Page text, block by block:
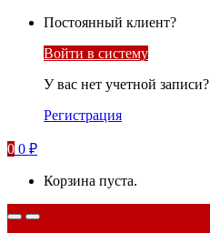
Постоянный клиент?
Войти в систему
У вас нет учетной записи?
Регистрация
0 0 ₽
Корзина пуста.